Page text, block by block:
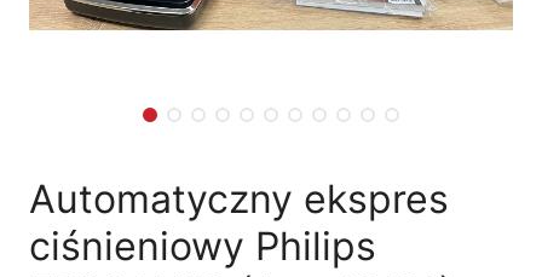
Automatyczny ekspres
ciśnieniowy Philips
🛒Jak kupić w sklepie? 🧴Odkamienianie